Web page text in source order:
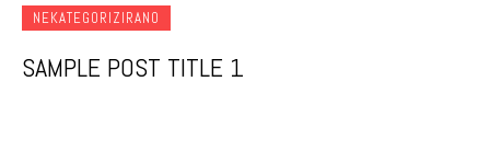
NEKATEGORIZIRANO
SAMPLE POST TITLE 1